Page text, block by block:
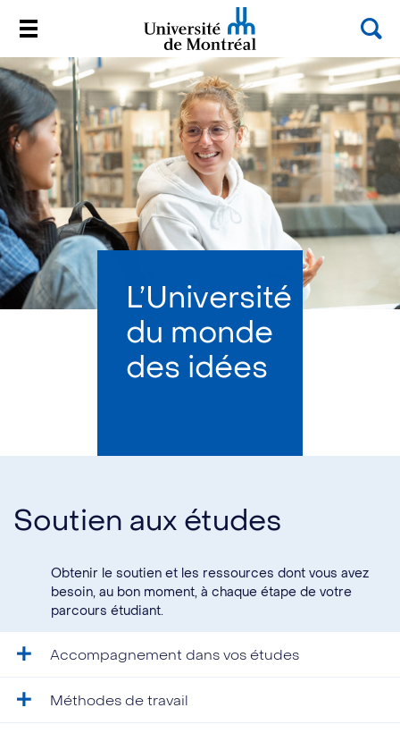
Passer
au
contenu
Université de Montréal
L’Université
du monde
des idées
Soutien aux études
Obtenir le soutien et les ressources dont vous avez
besoin, au bon moment, à chaque étape de votre
parcours étudiant.
Accompagnement dans vos études
Méthodes de travail